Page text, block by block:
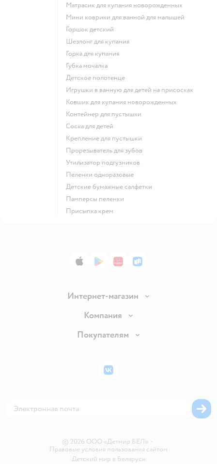
матрасик для купания новорожденных
мини коврики для ванной для малышей
горшок детский
шезлонг для купания
горка для купания
губка мочалка
детское полотенце
игрушки в ванную для детей на присосках
ковшик для купания новорожденных
контейнер для пустышки
соска для детей
крепление для пустышки
прорезыватель для зубов
утилизатор подгузников
пеленки одноразовые
детские бумажные салфетки
памперсы пеленки
присыпка крем
App StoreGoogle Play
AppGallery
RuStore
Интернет-магазин
Доставка и оплата
Правила продажи
Политика использования файлов cookie
Компания
Вакансии
Покупателям
Бонусные карты
© 2026 ООО «Детмир БЕЛ» •
Правовые условия пользования сайтом
Детский мир в Беларуси
ВКонтакте